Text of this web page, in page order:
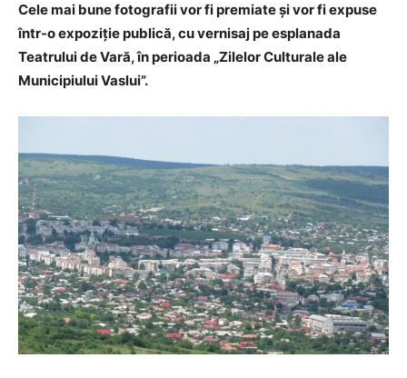
Cele mai bune fotografii vor fi premiate și vor fi expuse
într-o expoziție publică, cu vernisaj pe esplanada
Teatrului de Vară, în perioada „Zilelor Culturale ale
Municipiului Vaslui”.